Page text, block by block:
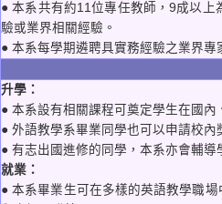
● 本系共有約11位專任教師，9成以
驗或業界相關經驗。
● 本系每學期遴聘具實務經驗之業界
升學：
● 本系設有相關課程可奠定學生在國
● 外語教學系畢業同學也可以申請校
● 有志出國進修的同學，本系亦會輔導
就業：
● 本系畢業生可在多樣的英語教學職